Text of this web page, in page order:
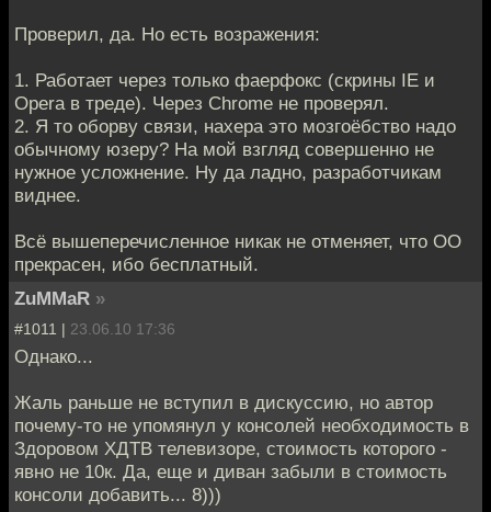
Проверил, да. Но есть возражения:
1. Работает через только фаерфокс (скрины IE и
Opera в треде). Через Chrome не проверял.
2. Я то оборву связи, нахера это мозгоёбство надо
обычному юзеру? На мой взгляд совершенно не
нужное усложнение. Ну да ладно, разработчикам
виднее.
Всё вышеперечисленное никак не отменяет, что ОО
прекрасен, ибо бесплатный.
ZuMMaR »
#1011 | 23.06.10 17:36
Однако...
Жаль раньше не вступил в дискуссию, но автор
почему-то не упомянул у консолей необходимость в
Здоровом ХДТВ телевизоре, стоимость которого -
явно не 10к. Да, еще и диван забыли в стоимость
консоли добавить... 8)))